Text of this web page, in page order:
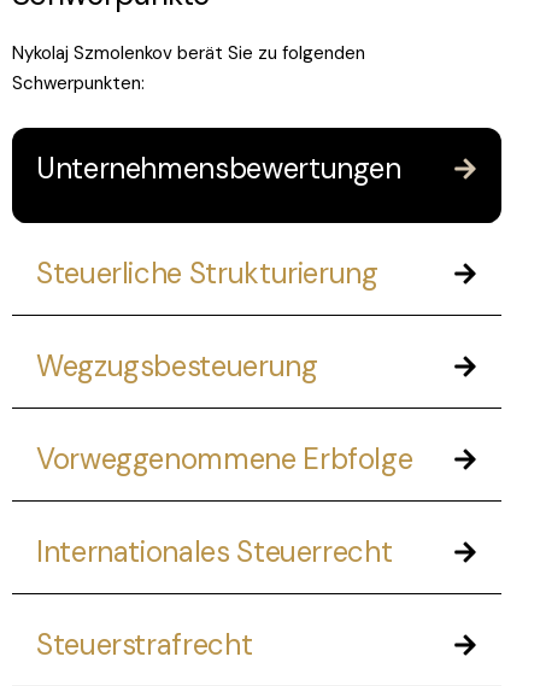
Nykolaj Szmolenkov berät Sie zu folgenden
Schwerpunkten:
Unternehmensbewertungen
Steuerliche Strukturierung
Wegzugsbesteuerung
Vorweggenommene Erbfolge
Internationales Steuerrecht
Steuerstrafrecht